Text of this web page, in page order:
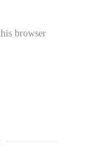
browser